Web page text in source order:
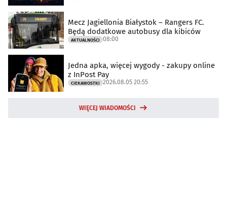
Mecz Jagiellonia Białystok – Rangers FC.
Będą dodatkowe autobusy dla kibiców
AKTUALNOŚCI 08:00
Jedna apka, więcej wygody - zakupy online
z InPost Pay
CIEKAWOSTKI 2026.08.05 20:55
WIĘCEJ WIADOMOŚCI